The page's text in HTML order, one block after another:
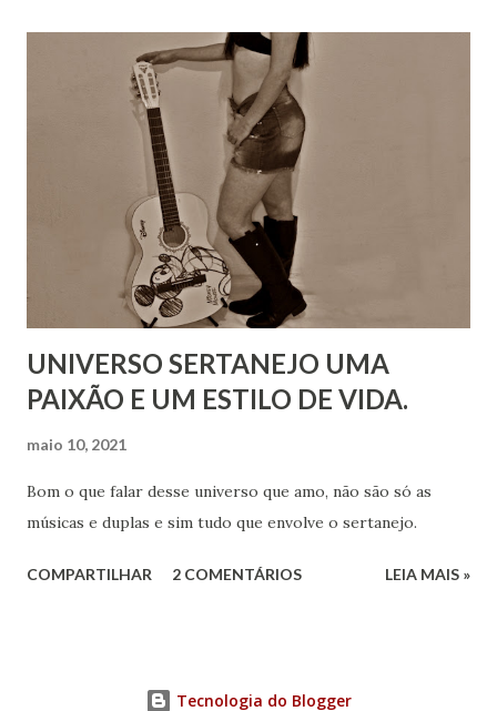
UNIVERSO SERTANEJO UMA
PAIXÃO E UM ESTILO DE VIDA.
maio 10, 2021
Bom o que falar desse universo que amo, não são só as
músicas e duplas e sim tudo que envolve o sertanejo.
COMPARTILHAR 2 COMENTÁRIOS LEIA MAIS »
Tecnologia do Blogger